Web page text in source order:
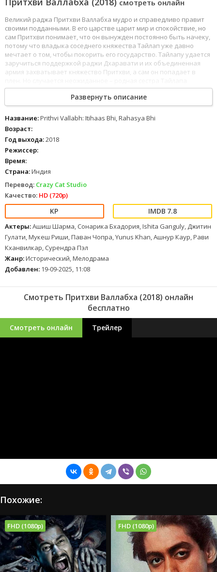
смотреть онлайн
Великий раджа Притхви Валлабха мудро и справедливо правит
своими подданными. В его царстве царит мир и спокойствие, но
сам Притхви понимает, что он вынужден постоянно быть начеку,
потому что владыка соседнего княжества Тайлап уже давно
мечтает о том, чтобы покорить его государство. Тайлапу удается
заручиться поддержкой раджи Дхаравати и их объединенная
армия захватывает княжество Притхви, а сам он попадает в
Миналвати влюбляется в пленника. Она не только помогает ему
сбежать из плена, но делает и все, чтобы он смог вернуть себе
свою страну и победить ее жестокого и бессердечного брата.
Развернуть описание
Название:Prithvi Vallabh: Itihaas Bhi, Rahasya Bhi
Возраст:
Год выхода:2018
Режиссер:
Время:
Страна:Индия
Перевод: Crazy Cat Studio
Качество: HD (720p)
7.8
Актеры:Ашиш Шарма, Сонарика Бхадория, Ishita Ganguly, Джитин
Гулати, Мукеш Риши, Паван Чопра, Yunus Khan, Ашнур Каур, Рави
Кханвилкар, Сурендра Пэл
Жанр:Исторический, Мелодрама
Добавлен: 19-09-2025, 11:08
Смотреть Притхви Валлабха (2018) онлайн
бесплатно
Смотреть онлайн Трейлер
Похожие:
FHD (1080p) FHD (1080p)